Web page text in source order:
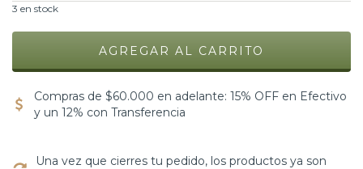
3 en stock
Compras de $60.000 en adelante: 15% OFF en Efectivo
y un 12% con Transferencia
Una vez que cierres tu pedido, los productos ya son